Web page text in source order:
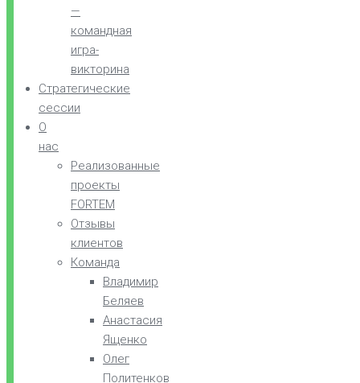
—
командная
игра-
викторина
Стратегические
сессии
О
нас
Реализованные
проекты
FORTEM
Отзывы
клиентов
Команда
Владимир
Беляев
Анастасия
Ященко
Олег
Политенков